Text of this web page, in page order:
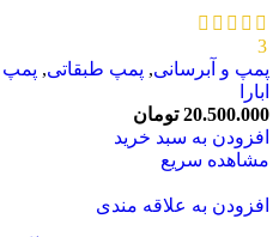
3
پمپ و آبرسانی, پمپ طبقاتی, پمپ
ابارا
20.500.000 تومان
افزودن به سبد خرید
مشاهده سریع
افزودن به علاقه مندی